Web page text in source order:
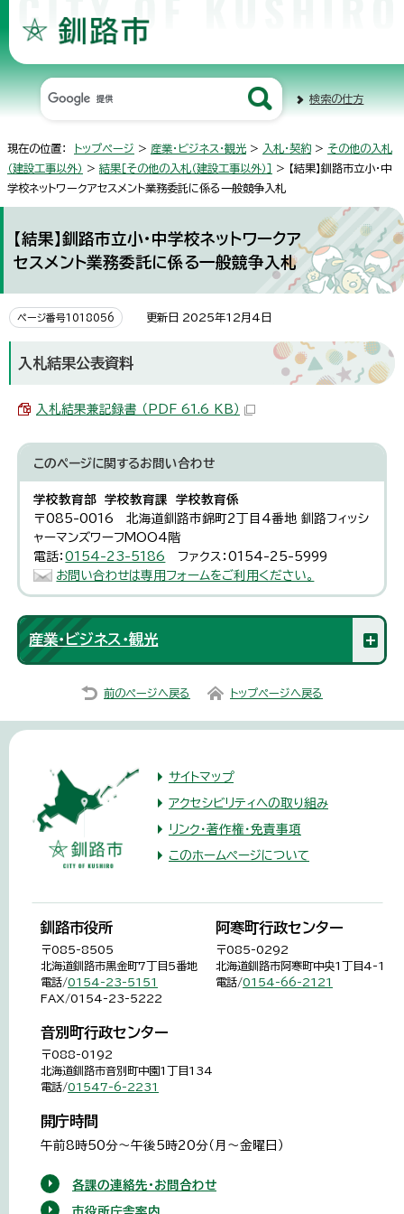
検索の仕方
現在の位置： トップページ > 産業・ビジネス・観光 > 入札・契約 > その他の入札
（建設工事以外） > 結果［その他の入札（建設工事以外）］
> 【結果】釧路市立小・中
学校ネットワークアセスメント業務委託に係る一般競争入札
【結果】釧路市立小・中学校ネットワークア
セスメント業務委託に係る一般競争入札
ページ番号1018056 更新日 2025年12月4日
入札結果公表資料
入札結果兼記録書 （PDF 61.6 KB）
このページに関するお問い合わせ
学校教育部 学校教育課 学校教育係
〒085-0016 北海道釧路市錦町2丁目4番地 釧路フィッシ
ャーマンズワーフMOO4階
電話：0154-23-5186
ファクス：0154-25-5999
お問い合わせは専用フォームをご利用ください。
産業・ビジネス・観光
前のページへ戻る トップページへ戻る
サイトマップ
アクセシビリティへの取り組み
リンク・著作権・免責事項
このホームページについて
釧路市役所
〒085-8505
北海道釧路市黒金町7丁目5番地
電話/0154-23-5151
FAX/0154-23-5222
阿寒町行政センター
〒085-0292
北海道釧路市阿寒町中央1丁目4-1
電話/0154-66-2121
音別町行政センター
〒088-0192
北海道釧路市音別町中園1丁目134
電話/01547-6-2231
開庁時間
午前8時50分～午後5時20分（月～金曜日）
各課の連絡先・お問合わせ
市役所庁舎案内